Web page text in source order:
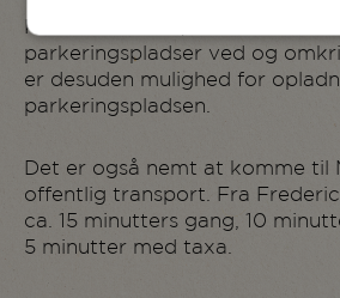
Kommer du i bil, finder du
parkeringspladser ved og
er desuden mulighed for
parkeringspladsen.
Det er også nemt at komme til
offentlig transport. Fra
ca. 15 minutters gang, 10
5 minutter med taxa.